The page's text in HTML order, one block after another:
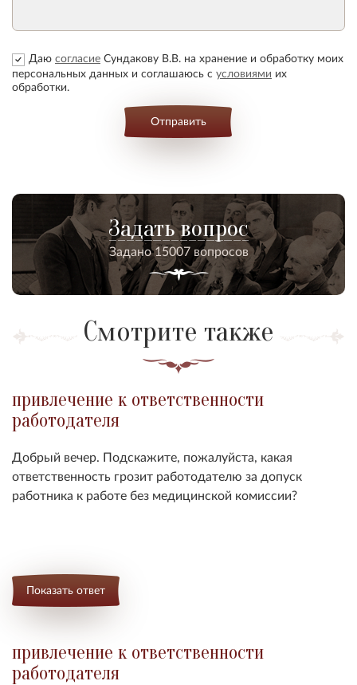
Даю согласие Сундакову В.В. на хранение и обработку моих
персональных данных и соглашаюсь с условиями их
обработки.
Отправить
Задать вопрос
Задано 15007 вопросов
Смотрите также
привлечение к ответственности
работодателя
Добрый вечер. Подскажите, пожалуйста, какая
ответственность грозит работодателю за допуск
работника к работе без медицинской комиссии?
Показать ответ
привлечение к ответственности
работодателя